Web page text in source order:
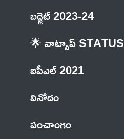
బడ్జెట్ 2023-24
🌟 వాట్సాప్ STATUS
ఐపీఎల్ 2021
వినోదం
పంచాంగం